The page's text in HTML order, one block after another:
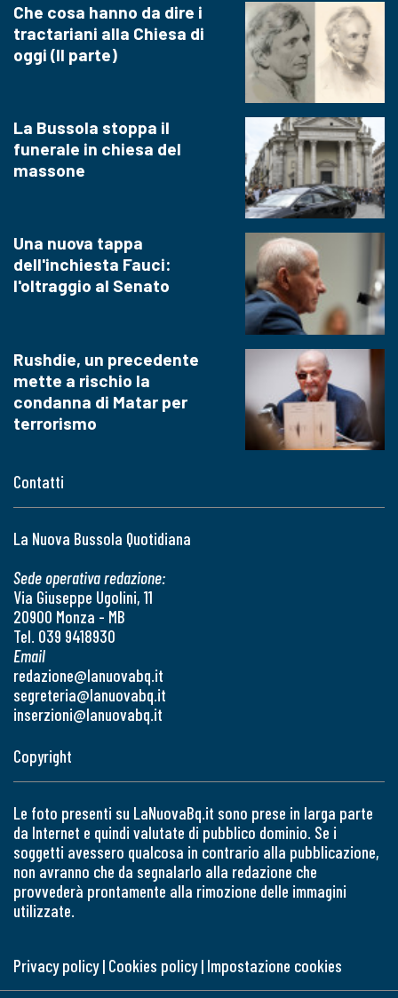
Contatti
La Nuova Bussola Quotidiana
Sede operativa redazione:
Via Giuseppe Ugolini, 11
20900 Monza - MB
Tel. 039 9418930
Email
redazione@lanuovabq.it
segreteria@lanuovabq.it
inserzioni@lanuovabq.it
Che cosa hanno da dire i
tractariani alla Chiesa di
oggi (II parte)
La Bussola stoppa il
funerale in chiesa del
massone
Una nuova tappa
dell'inchiesta Fauci:
l'oltraggio al Senato
Rushdie, un precedente
mette a rischio la
condanna di Matar per
terrorismo
Copyright
Le foto presenti su LaNuovaBq.it sono prese in larga parte
da Internet e quindi valutate di pubblico dominio. Se i
soggetti avessero qualcosa in contrario alla pubblicazione,
non avranno che da segnalarlo alla redazione che
provvederà prontamente alla rimozione delle immagini
utilizzate.
Privacy policy| Cookies policy| Impostazione cookies